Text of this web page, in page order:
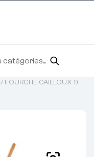
/ FOURCHE CAILLOUX 9